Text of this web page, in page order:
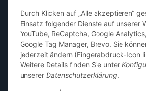
Durch Klicken auf „Alle akzeptieren“
Einsatz folgender Dienste auf unserer
YouTube, ReCaptcha, Google
Google Tag Manager, Brevo. Sie
jederzeit ändern (Fingerabdruck-Icon
Weitere Details finden Sie unter
unserer Datenschutzerklärung.
* Alle Preise inkl. gesetzlicher USt., zzgl.Versand